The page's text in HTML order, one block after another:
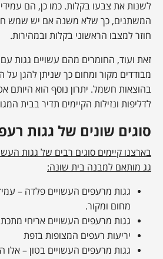
לשנות את צבעו בקלות. כמו כן, הם
המשתנים, כך שלא משנה אם יש שמש
חוזר למצבו הראשוני בקלות ובמהירות.
זאת ועוד, החומרים מהם עשויים גגות
מבודדים מקור ומחום כך שניתן להגן על
בהוצאות חשמל. יתרון נוסף הוא היותם
לדליפות ונזילות הקיימים תדיר בבית
סוגים שונים של גגות
בארצנו קיימים סוגים רבים של גגות
גג מותאם למבנה בית שונה:
גגות מרעפים העשויים פלדה –
מחום ומקור.
גגות מרעפים העשויים אריחי מתכת
יריעות רעפים המצופות בזפת
גגות מרעפים העשויים בטון – אלו